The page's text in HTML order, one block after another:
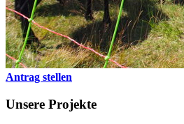
Antrag stellen
Unsere Projekte